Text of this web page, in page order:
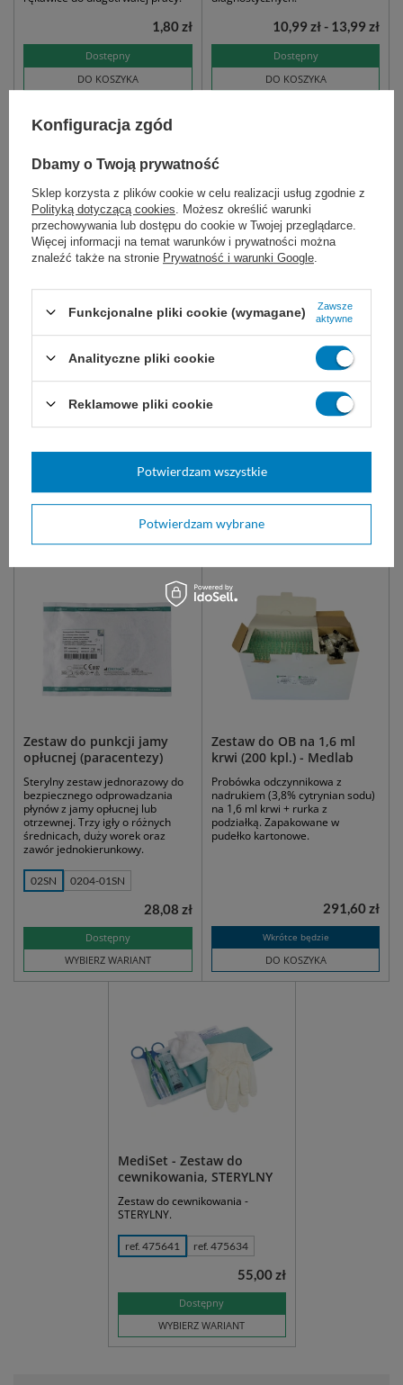
Dostępny
DO KOSZYKA
1,80 zł
Dostępny
DO KOSZYKA
10,99 zł - 13,99 zł
B/Ftal. dł. 150 cm -
Jednorazowy, sterylny przyrząd
do przetaczania płynów
infuzyjnych. Bez ftalanów.
Zestaw do punkcji jamy
opłucnej (paracentezy)
Sterylny zestaw jednorazowy do
bezpiecznego odprowadzania
płynów z jamy opłucnej lub
otrzewnej. Trzy igły o różnych
średnicach, duży worek oraz
zawór jednokierunkowy.
02SN 0204-01SN
Dostępny
WYBIERZ WARIANT
28,08 zł
Zestaw do OB na 1,6 ml
krwi (200 kpl.) - Medlab
Probówka odczynnikowa z
nadrukiem (3,8% cytrynian sodu)
na 1,6 ml krwi + rurka z
podziałką. Zapakowane w
pudełko kartonowe.
Wkrótce będzie
DO KOSZYKA
291,60 zł
MediSet - Zestaw do
cewnikowania, STERYLNY
Zestaw do cewnikowania -
STERYLNY.
ref. 475641 ref. 475634
Dostępny
WYBIERZ WARIANT
55,00 zł
Konfiguracja zgód
Dbamy o Twoją prywatność
Sklep korzysta z plików cookie w celu realizacji usług zgodnie z
Polityką dotyczącą cookies . Możesz określić warunki
przechowywania lub dostępu do cookie w Twojej przeglądarce.
Więcej informacji na temat warunków i prywatności można
znaleźć także na stronie Prywatność i warunki Google
Funkcjonalne pliki cookie (wymagane)
Zawsze
aktywne
Analityczne pliki cookie
Reklamowe pliki cookie
Potwierdzam wybrane
Potwierdzam wszystkie